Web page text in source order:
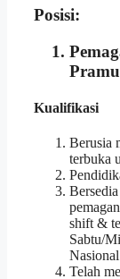
Posisi:
Kualifikasi
Berusia
terbuka
shift &
Sabtu/
Nasional
Telah